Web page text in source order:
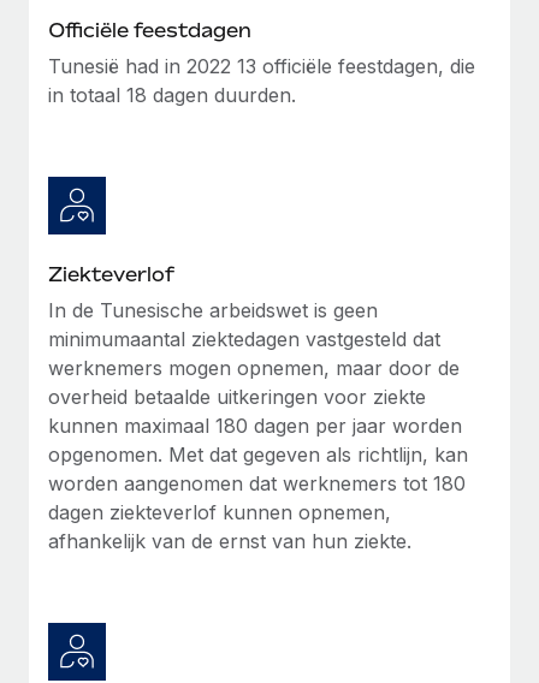
Secundaire arbeidsvoorwaarden
Eenvoudig secundaire arbeidsvoorwaarden
beheren
up op het gebied van gezondheid en welzijn,...
Meer informatie
Productupdates van Remote: Gusto- en Xero-
te helpen bij het aannemen, beheren en...
Hoe Phiture 55 werknemers in 19 landen
Phiture, een toonaangevende leider in de wereldwijde
mobiele groeiadviessector, zet zich sinds 2016...
Meer informatie
Officiële feestdagen
Tunesië had in 2022 13 officiële feestdagen, die
in totaal 18 dagen duurden.
Ziekteverlof
In de Tunesische arbeidswet is geen
minimumaantal ziektedagen vastgesteld dat
werknemers mogen opnemen, maar door de
overheid betaalde uitkeringen voor ziekte
kunnen maximaal 180 dagen per jaar worden
opgenomen. Met dat gegeven als richtlijn, kan
worden aangenomen dat werknemers tot 180
dagen ziekteverlof kunnen opnemen,
afhankelijk van de ernst van hun ziekte.